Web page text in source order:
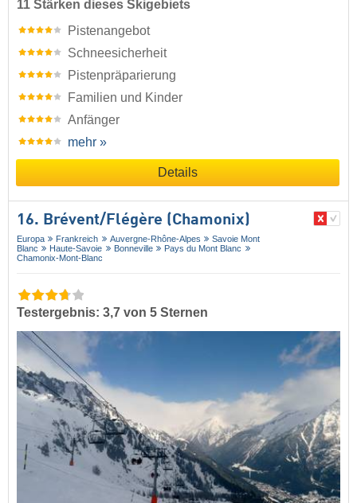
11 Stärken dieses Skigebiets
Pistenangebot
Schneesicherheit
Pistenpräparierung
Familien und Kinder
Anfänger
mehr »
Details
16. Brévent/​Flégère (Chamonix)
Europa Frankreich Auvergne-Rhône-Alpes
Savoie Mont
Blanc
Haute-Savoie Bonneville
Pays du Mont Blanc
Chamonix-Mont-Blanc
Testergebnis: 3,7 von 5 Sternen